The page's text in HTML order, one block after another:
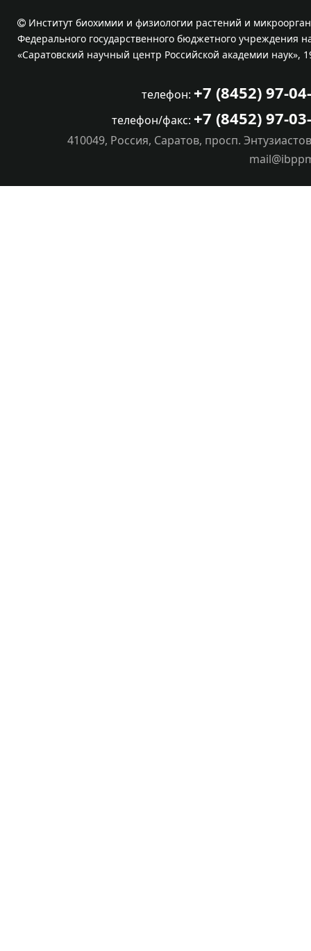
Институт биохимии и физиологии растений и
Федерального государственного бюджетного учреждения
«Саратовский научный центр Российской академии наук»,
телефон: +7 (8452) 97-
телефон/факс: +7 (8452) 97-
410049, Россия, Саратов, просп.